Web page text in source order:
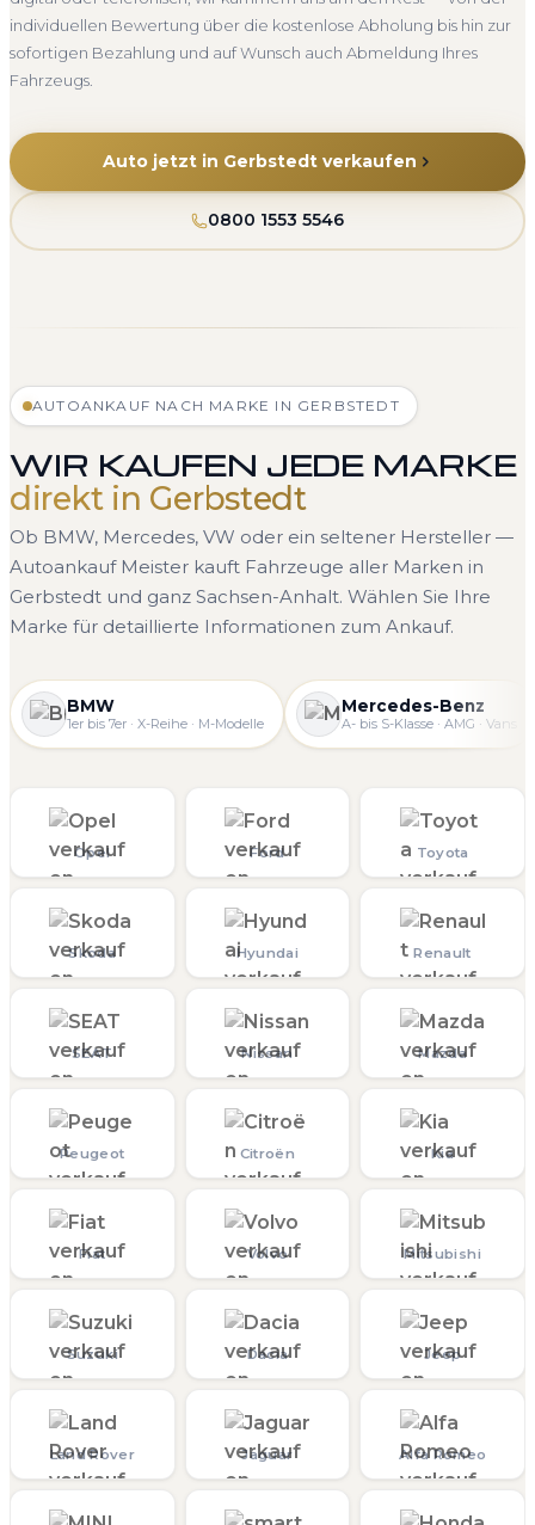
individuellen Bewertung über die kostenlose Abholung bis hin zur
sofortigen Bezahlung und auf Wunsch auch Abmeldung Ihres
Fahrzeugs.
Auto jetzt in Gerbstedt verkaufen
0800 1553 5546
AUTOANKAUF NACH MARKE IN GERBSTEDT
WIR KAUFEN JEDE MARKE
direkt in Gerbstedt
Ob BMW, Mercedes, VW oder ein seltener Hersteller —
Autoankauf Meister kauft Fahrzeuge aller Marken in
Gerbstedt und ganz Sachsen-Anhalt. Wählen Sie Ihre
Marke für detaillierte Informationen zum Ankauf.
BMW
1er bis 7er · X-Reihe · M-Modelle
Mercedes-Benz
A- bis S-Klasse · AMG · Vans
Opel Ford Toyota
Skoda Hyundai Renault
SEAT Nissan Mazda
Peugeot Citroën Kia
Fiat Volvo Mitsubishi
Suzuki Dacia Jeep
Land Rover Jaguar Alfa Romeo